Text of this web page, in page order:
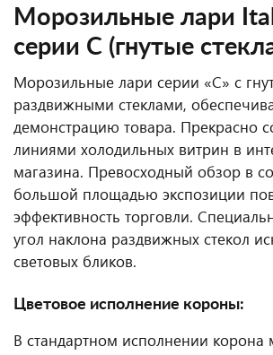
Морозильные лари
серии С (гнутые
Морозильные лари серии «C» с
раздвижными стеклами,
демонстрацию товара. Прекрасно
линиями холодильных витрин в
магазина. Превосходный обзор в
большой площадью экспозиции
эффективность торговли.
угол наклона раздвижных стекол
световых бликов.
Цветовое исполнение короны:
В стандартном исполнении корона